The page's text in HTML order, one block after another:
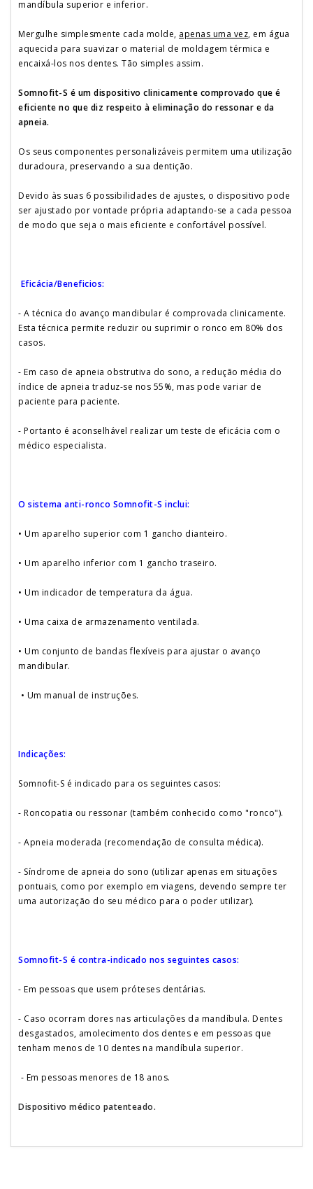
mandíbula superior e inferior.
Mergulhe simplesmente cada molde, apenas uma vez, em água
aquecida para suavizar o material de moldagem térmica e
encaixá-los nos dentes. Tão simples assim.
Somnofit-S é um dispositivo clinicamente comprovado que é
eficiente no que diz respeito à eliminação do ressonar e da
apneia.
Os seus componentes personalizáveis permitem uma utilização
duradoura, preservando a sua dentição.
Devido às suas 6 possibilidades de ajustes, o dispositivo pode
ser ajustado por vontade própria adaptando-se a cada pessoa
de modo que seja o mais eficiente e confortável possível.
Eficácia/Beneficios:
- A técnica do avanço mandibular é comprovada clinicamente.
Esta técnica permite reduzir ou suprimir o ronco em 80% dos
casos.
- Em caso de apneia obstrutiva do sono, a redução média do
índice de apneia traduz-se nos 55%, mas pode variar de
paciente para paciente.
- Portanto é aconselhável realizar um teste de eficácia com o
médico especialista.
O sistema anti-ronco Somnofit-S inclui:
• Um aparelho superior com 1 gancho dianteiro.
• Um aparelho inferior com 1 gancho traseiro.
• Um indicador de temperatura da água.
• Uma caixa de armazenamento ventilada.
• Um conjunto de bandas flexíveis para ajustar o avanço
mandibular.
• Um manual de instruções.
Indicações:
Somnofit-S é indicado para os seguintes casos:
- Roncopatia ou ressonar (também conhecido como "ronco").
- Apneia moderada (recomendação de consulta médica).
- Síndrome de apneia do sono (utilizar apenas em situações
pontuais, como por exemplo em viagens, devendo sempre ter
uma autorização do seu médico para o poder utilizar).
Somnofit-S é contra-indicado nos seguintes casos:
- Em pessoas que usem próteses dentárias.
- Caso ocorram dores nas articulações da mandíbula. Dentes
desgastados, amolecimento dos dentes e em pessoas que
tenham menos de 10 dentes na mandíbula superior.
- Em pessoas menores de 18 anos.
Dispositivo médico patenteado.